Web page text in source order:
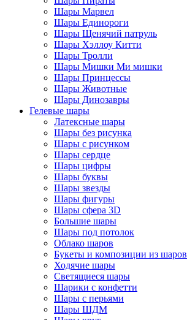
Шары Марвел
Шары Единороги
Шары Щенячий патруль
Шары Хэллоу Китти
Шары Тролли
Шары Мишки Ми мишки
Шары Принцессы
Шары Животные
Шары Динозавры
Гелевые шары
Латексные шары
Шары без рисунка
Шары с рисунком
Шары сердце
Шары цифры
Шары буквы
Шары звезды
Шары фигуры
Шары сфера 3D
Большие шары
Шары под потолок
Облако шаров
Букеты и композиции из шаров
Ходячие шары
Светящиеся шары
Шарики с конфетти
Шары с перьями
Шары ШДМ